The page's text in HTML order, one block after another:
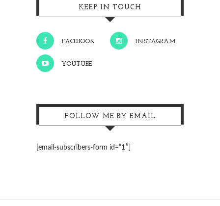
KEEP IN TOUCH
FACEBOOK INSTAGRAM
YOUTUBE
FOLLOW ME BY EMAIL
[email-subscribers-form id=”1″]